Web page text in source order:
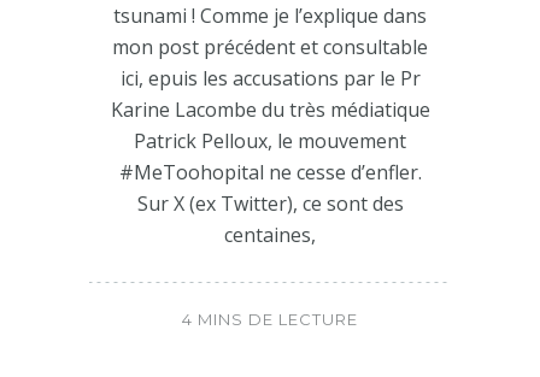
tsunami ! Comme je l’explique dans
mon post précédent et consultable
ici, epuis les accusations par le Pr
Karine Lacombe du très médiatique
Patrick Pelloux, le mouvement
#MeToohopital ne cesse d’enfler.
Sur X (ex Twitter), ce sont des
centaines,
4 MINS DE LECTURE